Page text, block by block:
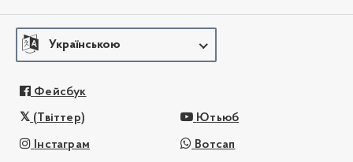
Українською
Фейсбук
(Твіттер) Ютьюб
Інстаграм Вотсап